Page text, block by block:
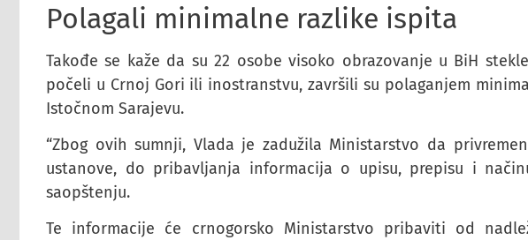
Polagali minimalne razlike ispita
Takođe se kaže da su 22 osobe visoko obrazovanje u BiH
počeli u Crnoj Gori ili inostranstvu, završili su polaganjem
Istočnom Sarajevu.
“Zbog ovih sumnji, Vlada je zadužila Ministarstvo da
ustanove, do pribavljanja informacija o upisu, prepisu i
saopštenju.
Te informacije će crnogorsko Ministarstvo pribaviti od